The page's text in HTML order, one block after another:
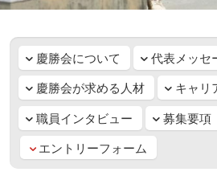
慶勝会について 代表メッセ
慶勝会が求める人材 キャリ
職員インタビュー 募集要項
エントリーフォーム